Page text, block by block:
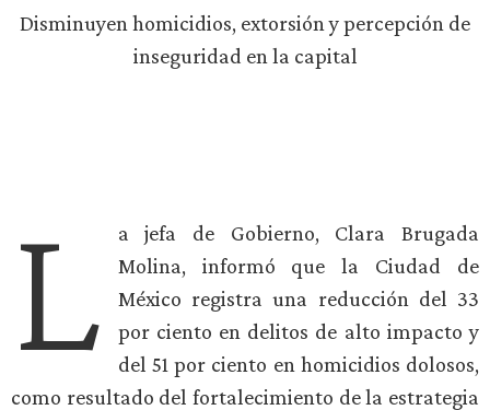
Disminuyen homicidios, extorsión y percepción de
inseguridad en la capital
L
a jefa de Gobierno, Clara Brugada
Molina, informó que la Ciudad de
México registra una reducción del 33
por ciento en delitos de alto impacto y
del 51 por ciento en homicidios dolosos,
como resultado del fortalecimiento de la estrategia